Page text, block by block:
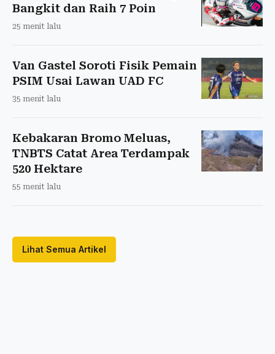
Bangkit dan Raih 7 Poin
25 menit lalu
Van Gastel Soroti Fisik Pemain
PSIM Usai Lawan UAD FC
35 menit lalu
Kebakaran Bromo Meluas,
TNBTS Catat Area Terdampak
520 Hektare
55 menit lalu
Lihat Semua Artikel